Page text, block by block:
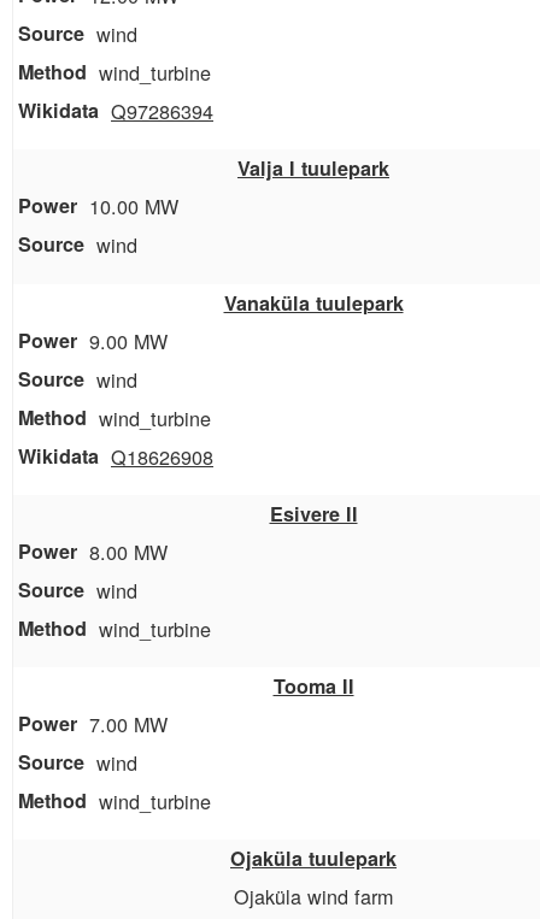
wind
wind_turbine
Q97286394
Valja I tuulepark
10.00 MW
wind
Vanaküla tuulepark
9.00 MW
wind
wind_turbine
Q18626908
Esivere II
8.00 MW
wind
wind_turbine
Tooma II
7.00 MW
wind
wind_turbine
Ojaküla tuulepark
Ojaküla wind farm